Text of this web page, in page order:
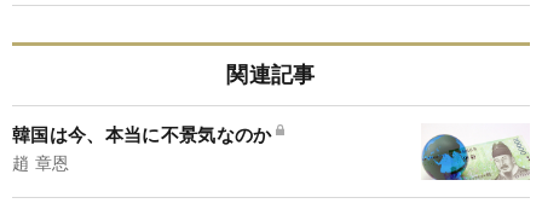
関連記事
韓国は今、本当に不景気なのか
趙 章恩